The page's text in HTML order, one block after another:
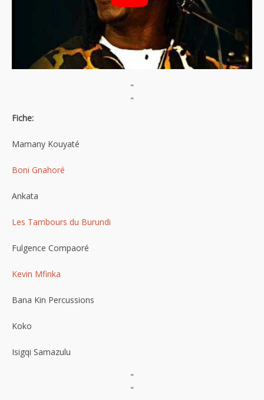
"
"
Fiche:
Mamany Kouyaté
Boni Gnahoré
Ankata
Les Tambours du Burundi
Fulgence Compaoré
Kevin Mfinka
Bana Kin Percussions
Koko
Isigqi Samazulu
"
"